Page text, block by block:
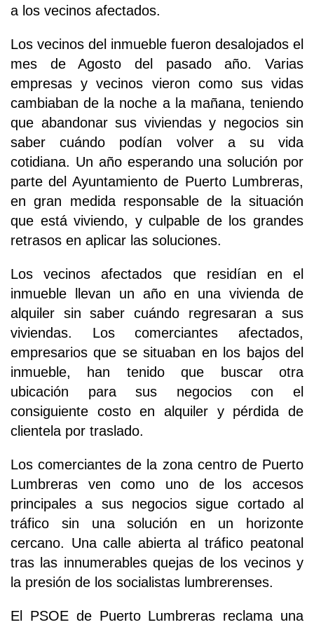
a los vecinos afectados.
Los vecinos del inmueble fueron desalojados el
mes de Agosto del pasado año. Varias
empresas y vecinos vieron como sus vidas
cambiaban de la noche a la mañana, teniendo
que abandonar sus viviendas y negocios sin
saber cuándo podían volver a su vida
cotidiana. Un año esperando una solución por
parte del Ayuntamiento de Puerto Lumbreras,
en gran medida responsable de la situación
que está viviendo, y culpable de los grandes
retrasos en aplicar las soluciones.
Los vecinos afectados que residían en el
inmueble llevan un año en una vivienda de
alquiler sin saber cuándo regresaran a sus
viviendas. Los comerciantes afectados,
empresarios que se situaban en los bajos del
inmueble, han tenido que buscar otra
ubicación para sus negocios con el
consiguiente costo en alquiler y pérdida de
clientela por traslado.
Los comerciantes de la zona centro de Puerto
Lumbreras ven como uno de los accesos
principales a sus negocios sigue cortado al
tráfico sin una solución en un horizonte
cercano. Una calle abierta al tráfico peatonal
tras las innumerables quejas de los vecinos y
la presión de los socialistas lumbrerenses.
El PSOE de Puerto Lumbreras reclama una